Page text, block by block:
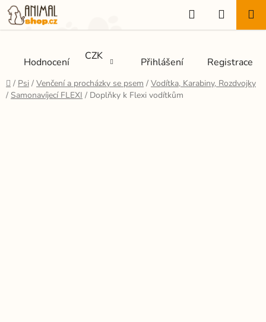
Přejít
na
obsah
Hodnocení CZK Přihlášení Registrace
Hledat
KOŠÍK
Domů
/ Psi / Venčení a procházky se psem / Vodítka, Karabiny, Rozdvojky
/ Samonavíjecí FLEXI / Doplňky k Flexi vodítkům